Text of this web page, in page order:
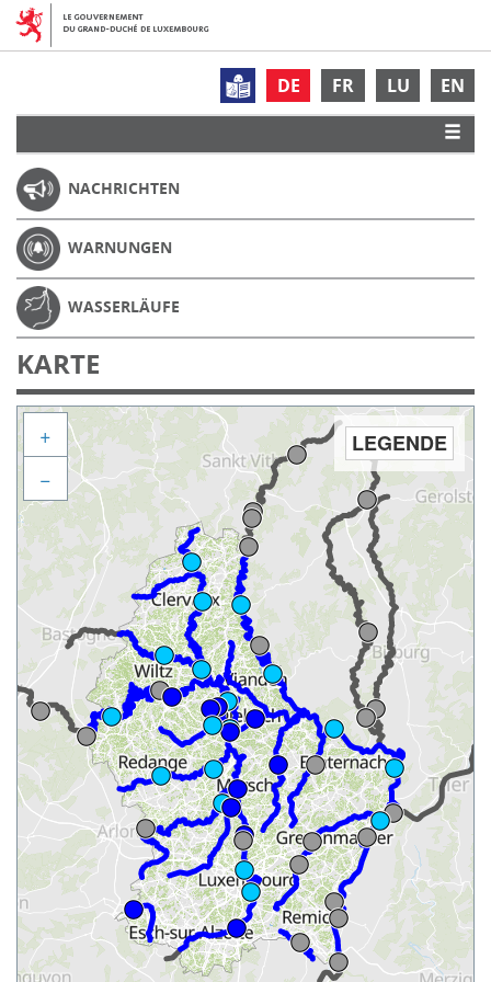
DE FR LU EN
NACHRICHTEN
WARNUNGEN
WASSERLÄUFE
KARTE
LEGENDE
+
−